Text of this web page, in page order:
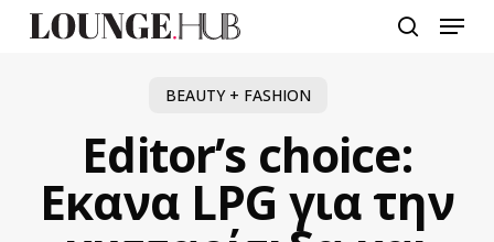
Menu
BEAUTY + FASHION
Editor’s choice:
Εκανα LPG για την